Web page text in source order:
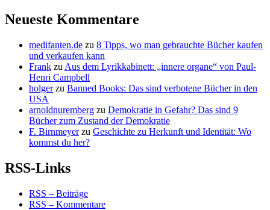
Neueste Kommentare
medifanten.de zu 8 Tipps, wo man gebrauchte Bücher kaufen
und verkaufen kann
Frank zu Aus dem Lyrikkabinett: „innere organe“ von Paul-
Henri Campbell
holgerzu Banned Books: Das sind verbotene Bücher in den
USA
arnoldnuremberg zu Demokratie in Gefahr? Das sind 9
Bücher zum Zustand der Demokratie
F. Birnmeyerzu Geschichte zu Herkunft und Identität: Wo
kommst du her?
RSS-Links
RSS – Beiträge
RSS – Kommentare